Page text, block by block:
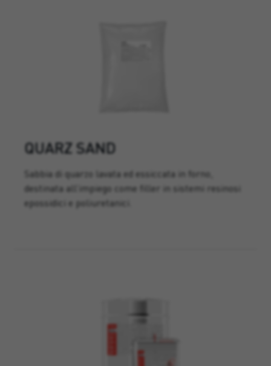
QUARZ SAND
Sabbia di quarzo lavata ed essiccata in forno,
destinata all’impiego come filler in sistemi resinosi
epossidici e poliuretanici.